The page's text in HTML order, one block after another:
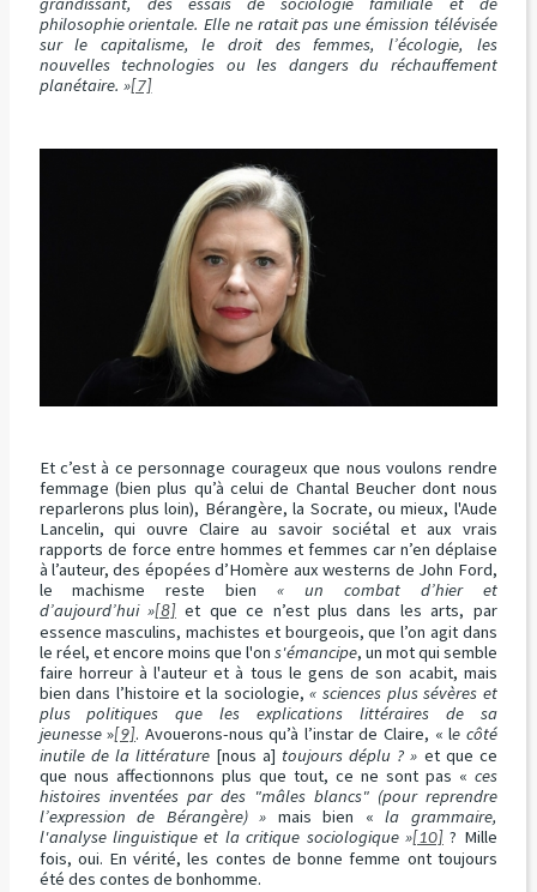
philosophie orientale. Elle ne ratait pas une émission télévisée
sur le capitalisme, le droit des femmes, l’écologie, les
nouvelles technologies ou les dangers du réchauffement
planétaire. »[7]
Et c’est à ce personnage courageux que nous voulons rendre
femmage (bien plus qu’à celui de Chantal Beucher dont nous
reparlerons plus loin), Bérangère, la Socrate, ou mieux, l'Aude
Lancelin, qui ouvre Claire au savoir sociétal et aux vrais
rapports de force entre hommes et femmes car n’en déplaise
à l’auteur, des épopées d’Homère aux westerns de John Ford,
le machisme reste bien « un combat d’hier et
d’aujourd’hui »[8]et que ce n’est plus dans les arts, par
essence masculins, machistes et bourgeois, que l’on agit dans
le réel, et encore moins que l'on s'émancipe, un mot qui semble
faire horreur à l'auteur et à tous le gens de son acabit, mais
bien dans l’histoire et la sociologie,« sciences plus sévères et
plus politiques que les explications littéraires de sa
jeunesse»[9]. Avouerons-nous qu’à l’instar de Claire, « le côté
inutile de la littérature [nous a] toujours déplu ? » et que ce
que nous affectionnons plus que tout, ce ne sont pas « ces
histoires inventées par des "mâles blancs" (pour reprendre
l’expression de Bérangère) » mais bien «la grammaire,
l'analyse linguistique et la critique sociologique »[10] ? Mille
fois, oui. En vérité, les contes de bonne femme ont toujours
été des contes de bonhomme.